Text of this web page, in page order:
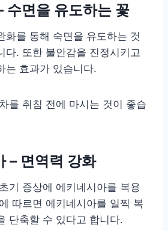
수면을 유도하는 꽃
화를 통해 숙면을 유도하는 것
다. 또한 불안감을 진정시키고
는 효과가 있습니다.
를 취침 전에 마시는 것이 좋습
– 면역력 강화
기 증상에 에키네시아를 복용
따르면 에키네시아를 일찍 복
단축할 수 있다고 합니다.